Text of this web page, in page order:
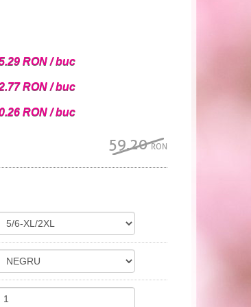
RON / buc
RON / buc
RON / buc
59.20RON